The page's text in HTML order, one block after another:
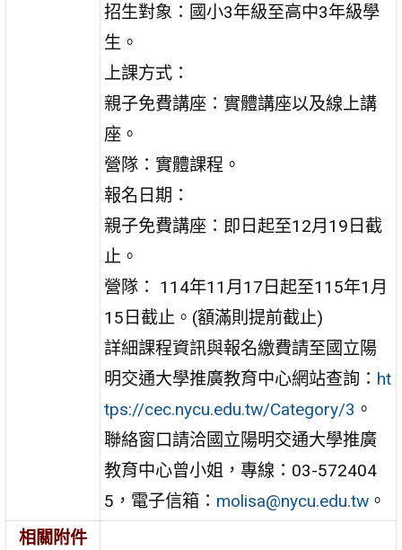
招生對象：國小3年級至高中3年級學
生。
上課方式：
親子免費講座：實體講座以及線上講
座。
營隊：實體課程。
報名日期：
親子免費講座：即日起至12月19日截
止。
營隊： 114年11月17日起至115年1月
15日截止。(額滿則提前截止)
詳細課程資訊與報名繳費請至國立陽
明交通大學推廣教育中心網站查詢： ht
tps://cec.nycu.edu.tw/Category/3 。
聯絡窗口請洽國立陽明交通大學推廣
教育中心曾小姐，專線：03-572404
5，電子信箱： molisa@nycu.edu.tw 。
相關附件